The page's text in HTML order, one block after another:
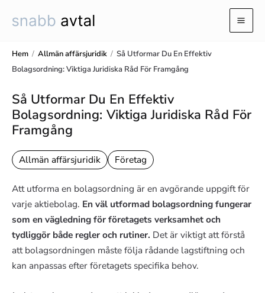
Hem / Allmän affärsjuridik / Så Utformar Du En Effektiv
Bolagsordning: Viktiga Juridiska Råd För Framgång
Så Utformar Du En Effektiv
Bolagsordning: Viktiga Juridiska Råd För
Framgång
Allmän affärsjuridik Företag
Att utforma en bolagsordning är en avgörande uppgift för
varje aktiebolag. En väl utformad bolagsordning fungerar
som en vägledning för företagets verksamhet och
tydliggör både regler och rutiner. Det är viktigt att förstå
att bolagsordningen måste följa rådande lagstiftning och
kan anpassas efter företagets specifika behov.